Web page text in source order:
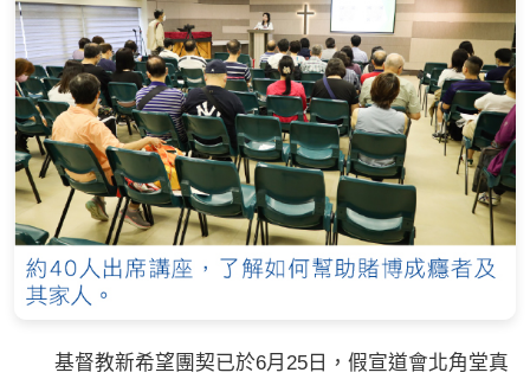
基督教新希望團契已於6月25日，假宣道會北角堂真